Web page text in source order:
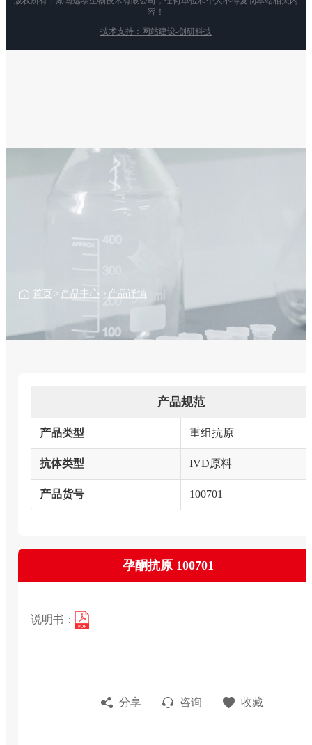
容！
技术支持：网站建设-创研科技
首页 > 产品中心 > 产品详情
产品规范
产品类型 重组抗原
抗体类型 IVD原料
产品货号 100701
孕酮抗原 100701
说明书：
分享 咨询 收藏